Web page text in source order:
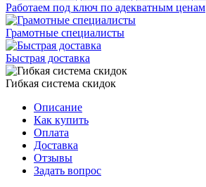
Работаем под ключ по адекватным ценам
Грамотные специалисты
Быстрая доставка
Гибкая система скидок
Описание
Как купить
Оплата
Доставка
Отзывы
Задать вопрос